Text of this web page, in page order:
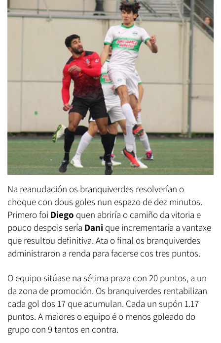
Na reanudación os branquiverdes resolverían o
choque con dous goles nun espazo de dez minutos.
Primero foi Diego quen abriría o camiño da vitoria e
pouco despois sería Dani que incrementaría a vantaxe
que resultou definitiva. Ata o final os branquiverdes
administraron a renda para facerse cos tres puntos.
O equipo sitúase na sétima praza con 20 puntos, a un
da zona de promoción. Os branquiverdes rentabilizan
cada gol dos 17 que acumulan. Cada un supón 1.17
puntos. A maiores o equipo é o menos goleado do
grupo con 9 tantos en contra.